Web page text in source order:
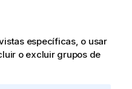
específicas, o usar
o excluir grupos de